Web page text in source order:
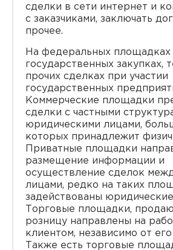
сделки в сети интернет и
с заказчиками, заключать
прочее.
На федеральных площадках
государственных закупках,
прочих сделках при участии
государственных
Коммерческие площадки
сделки с частными
юридическими лицами,
которых принадлежит
Приватные площадки
размещение информации и
осуществление сделок
лицами, редко на таких
задействованы
Торговые площадки,
розницу направлены на
клиентом, независимо от его
Также есть торговые